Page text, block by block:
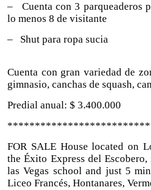
– Cuenta con 3 parqueaderos
lo menos 8 de visitante
– Shut para ropa sucia
Cuenta con gran variedad de
gimnasio, canchas de squash,
Predial anual: $ 3.400.000
FOR SALE House located on
the Éxito Express del
las Vegas school and just 5
Liceo Francés, Hontanares,